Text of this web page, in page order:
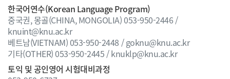
한국어연수(Korean Language Program)
중국권, 몽골(CHINA, MONGOLIA)053-950-2446 /
knuint@knu.ac.kr
베트남(VIETNAM)053-950-2448 / goknu@knu.ac.kr
기타(OTHER)053-950-2445 / knuklp@knu.ac.kr
토익 및 공인영어 시험대비과정